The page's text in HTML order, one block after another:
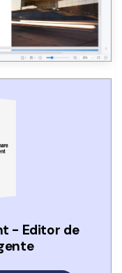
- Editor de